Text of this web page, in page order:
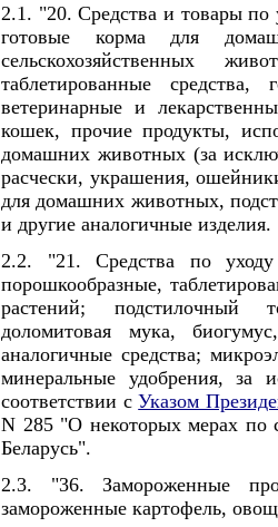
2.1. "20. Средства и товары
готовые корма для
сельскохозяйственных
таблетированные
ветеринарные и
кошек, прочие продукты,
домашних животных (за
расчески, украшения,
для домашних животных,
и другие аналогичные изделия.
2.2. "21. Средства по
порошкообразные,
растений; подстилочный
доломитовая мука,
аналогичные средства;
минеральные удобрения, за
соответствии сУказом
N 285 "О некоторых мерах по
Беларусь".
2.3. "36. Замороженные
замороженные картофель,